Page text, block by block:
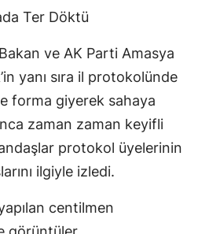
Ter Döktü
ve AK Parti Amasya
yanı sıra il protokolünde
forma giyerek sahaya
zaman zaman keyifli
protokol üyelerinin
ilgiyle izledi.
centilmen